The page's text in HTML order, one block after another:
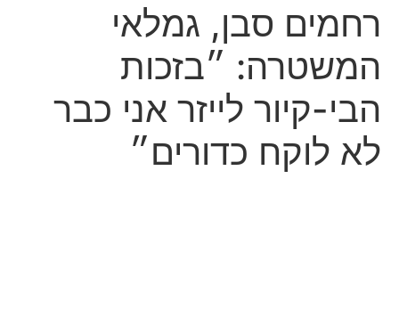
רחמים סבן, גמלאי
המשטרה: ״בזכות
הבי-קיור לייזר אני כבר
לא לוקח כדורים״